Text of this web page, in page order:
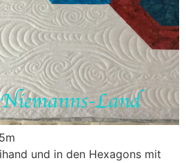
und in den Hexagons mit